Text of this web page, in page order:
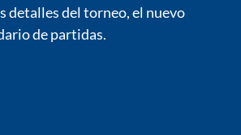
detalles del torneo, el nuevo
de partidas.